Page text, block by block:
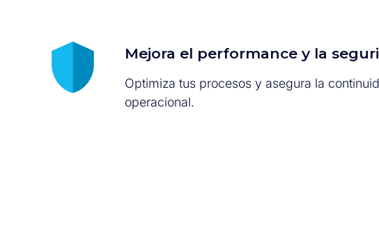
Mejora el performance y la
Optimiza tus procesos y asegura la
operacional.